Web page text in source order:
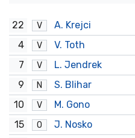
22 V
A. Krejci
4
V
V. Toth
7
V L. Jendrek
9 N S. Blihar
10 V
M. Gono
15
O J. Nosko